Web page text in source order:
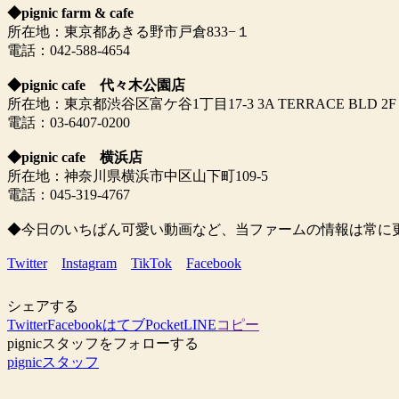
◆pignic farm & cafe
所在地：東京都あきる野市戸倉833−１
電話：042-588-4654
◆pignic cafe 代々木公園店
所在地：東京都渋谷区富ケ谷1丁目17-3 3A TERRACE BLD 2F
電話：03-6407-0200
◆pignic cafe 横浜店
所在地：神奈川県横浜市中区山下町109-5
電話：045-319-4767
◆今日のいちばん可愛い動画など、当ファームの情報は常に
Twitter Instagram TikTok Facebook
シェアする
TwitterFacebookはてブPocketLINEコピー
pignicスタッフをフォローする
pignicスタッフ